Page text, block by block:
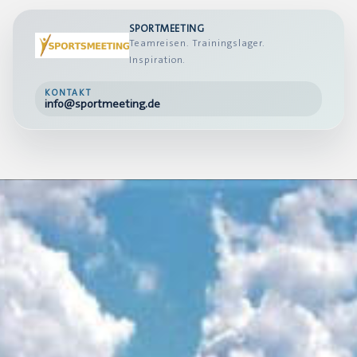
SPORTMEETING
Teamreisen. Trainingslager.
Inspiration.
KONTAKT
info@sportmeeting.de